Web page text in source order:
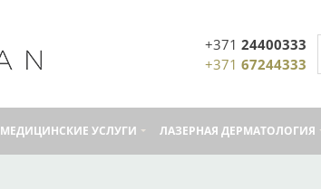
+371 24400333
+371 67244333
МЕДИЦИНСКИЕ УСЛУГИ ЛАЗЕРНАЯ ДЕРМАТОЛОГИЯ